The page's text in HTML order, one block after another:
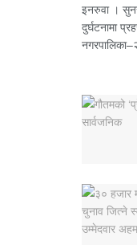
इनरुवा ।
दुर्घटनामा